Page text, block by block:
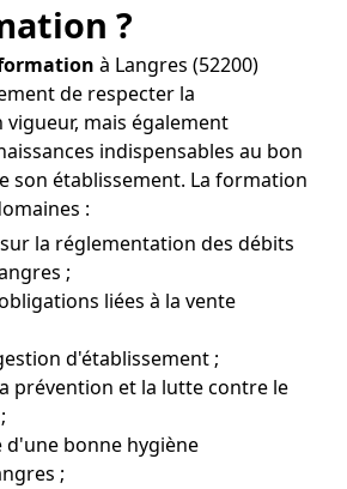
?
à Langres (52200)
de respecter la
mais également
indispensables au bon
son établissement. La formation
:
la réglementation des débits
;
liées à la vente
d'établissement ;
prévention et la lutte contre le
d'une bonne hygiène
;